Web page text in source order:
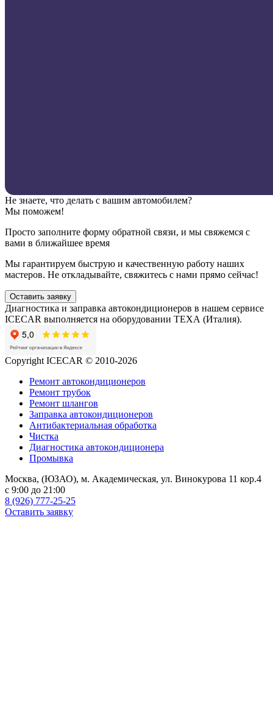
Не знаете, что делать с вашим автомобилем?
Мы поможем!
Просто заполните форму обратной связи, и мы свяжемся с
вами в ближайшее время
Мы гарантируем быструю и качественную работу наших
мастеров. Не откладывайте, свяжитесь с нами прямо сейчас!
Оставить заявку
Диагностика и заправка автокондиционеров в нашем сервисе
ICECAR выполняется на оборудовании ТЕХА (Италия).
Copyright ICECAR © 2010-2026
Ремонт автокондиционеров
Ремонт трубок
Ремонт шлангов
Заправка автокондиционеров
Антибактериальная обработка
Чистка
Диагностика автокондиционера
Промывка
Москва, (ЮЗАО), м. Академическая, ул. Винокурова 11 кор.4
c 9:00 до 21:00
8 (926) 777-25-25
Оставить заявку